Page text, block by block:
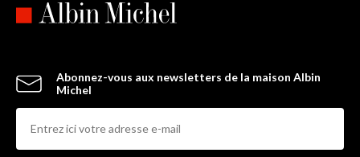
Abonnez-vous aux newsletters de la maison Albin
Michel